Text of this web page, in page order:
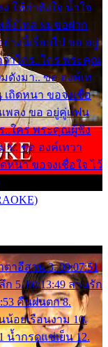
ให้กำลังใจ น้ำใจ
งไหล ผมขอฝาก
างนี้เรื่อยไป ขอ อยู่
ว่าใคร..ใคร พระคุณ
ดังมา.. ขอ องค์เท
ถิดหนา ขอจงเชื่อ
พลง ขอ อยู่คู่แฟน
..ใคร พระคุณผู้ฟัง
า.. ขอ องค์เทวา
นา ขอจงเชื่อใจ ไว้
ตาอีสาน 3. 00:07:51
5. 00:13:49 ลานรัก
คืนฝนตก 8.
น้อยเรือนงาม 10.
น้ำกรดแช่เย็น 12.